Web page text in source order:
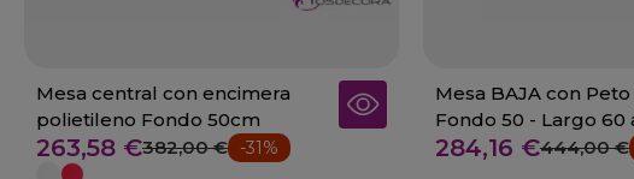
Mesa central con encimera
polietileno Fondo 50cm
263,58 €382,00 € -31%
Mesa BAJA con
Fondo 50 - Largo 60
284,16 €444,00 €